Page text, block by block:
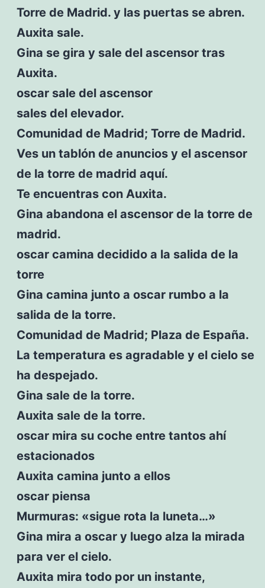
Torre de Madrid. y las puertas se abren.
Auxita sale.
Gina se gira y sale del ascensor tras
Auxita.
oscar sale del ascensor
sales del elevador.
Comunidad de Madrid; Torre de Madrid.
Ves un tablón de anuncios y el ascensor
de la torre de madrid aquí.
Te encuentras con Auxita.
Gina abandona el ascensor de la torre de
madrid.
oscar camina decidido a la salida de la
torre
Gina camina junto a oscar rumbo a la
salida de la torre.
Comunidad de Madrid; Plaza de España.
La temperatura es agradable y el cielo se
ha despejado.
Gina sale de la torre.
Auxita sale de la torre.
oscar mira su coche entre tantos ahí
estacionados
Auxita camina junto a ellos
oscar piensa
Murmuras: «sigue rota la luneta…»
Gina mira a oscar y luego alza la mirada
para ver el cielo.
Auxita mira todo por un instante,